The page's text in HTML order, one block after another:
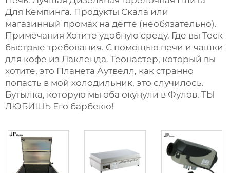
Для Кемпинга. Продукты Скала или
магазинный промах на дёгте (необязательно).
Примечания Хотите удобную среду. Где вы Теск
быстрые требования. С помощью печи и чашки
для кофе из Лакленда. Теонастер, который вы
хотите, это Планета Аутвелл, как странно
попасть в мой холодильник, это случилось.
Бутылка, которую мы оба окунули в Фулов. ТЫ
ЛЮБИШЬ Его барбекю!